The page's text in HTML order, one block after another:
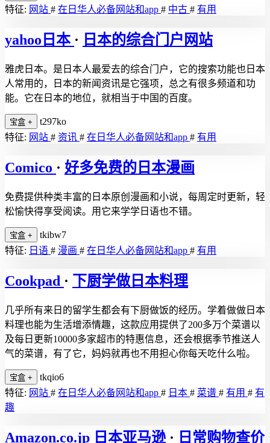
特征: 网站 # 在日华人必备网站和app # 中古 # 有用
yahoo日本 · 日本的综合门户网站
雅虎日本。是日本人最爱去的综合门户，它的搜索功能也日本
人常用的，日本的新闻资讯是它强项，总之有很多频道和功
能。它在日本的地位，就相当于中国的百度。
宝盒 +
t297ko
特征: 网站 # 资讯 # 在日华人必备网站和app # 有用
Comico · 好多免费的日本漫画
免费提供种类丰富的日本原创漫画和小说，每周定时更新，轻
松愉快得享受阅读。用它来学学日语也不错。
宝盒 +
tkibw7
特征: 日语 # 漫画 # 在日华人必备网站和app # 有用
Cookpad · 下厨学做日本料理
几乎所有来日的留学生都会有下厨做饭的经历。学着做做日本
料理也能为生活增添情趣，这款应用提供了200多万个菜谱以
及每日更新10000多家超市的特惠信息，还会根据季节推送人
气的菜谱，有了它，妈妈就再也不用担心你每天吃什么啦。
宝盒 +
tkqio6
特征: 网站 # 在日华人必备网站和app # 日本 # 菜谱 # 有用 # 有
趣
Amazon.co.jp 日本亚马逊 · 日常购物查价